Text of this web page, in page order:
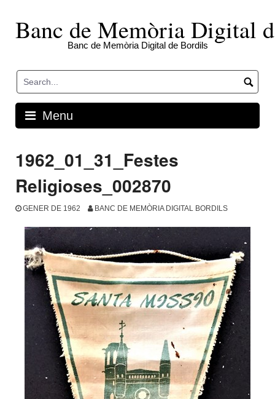
contentBanc de Memòria Digital
Banc de Memòria Digital de Bordils
Menu
1962_01_31_Festes
Religioses_002870
GENER DE 1962 BANC DE MEMÒRIA DIGITAL BORDILS